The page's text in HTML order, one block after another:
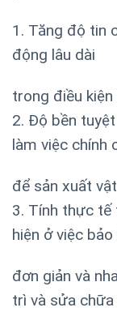
1. Tăng độ tin
động lâu dài
trong điều
2. Độ bền
làm việc chính
để sản xuất
3. Tính thực
hiện ở việc
đơn giản và
trì và sửa